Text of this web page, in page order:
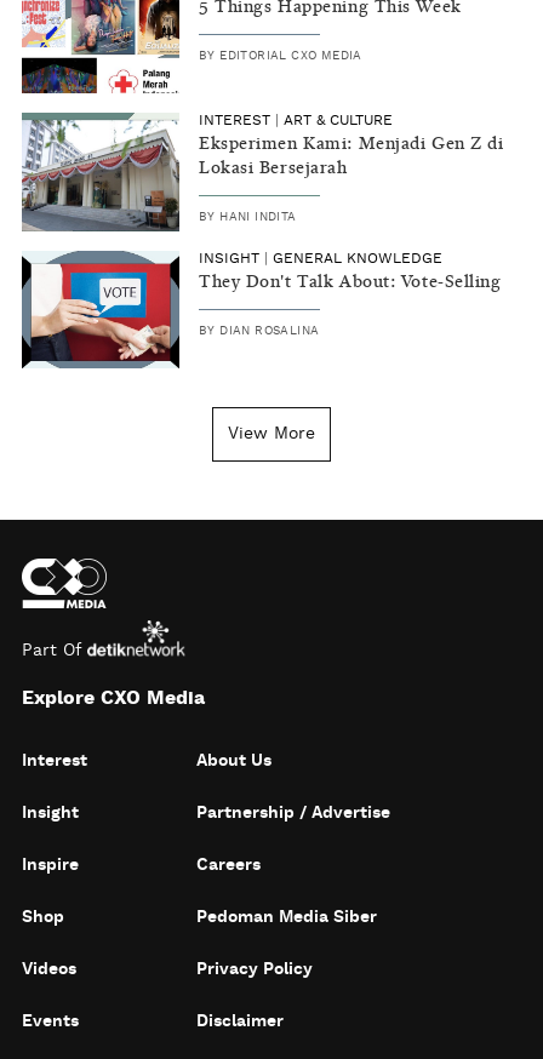
5 Things Happening This Week
BY EDITORIAL CXO MEDIA
INTEREST ART & CULTURE
Eksperimen Kami: Menjadi Gen Z di
Lokasi Bersejarah
BY HANI INDITA
INSIGHT GENERAL KNOWLEDGE
They Don't Talk About: Vote-Selling
BY DIAN ROSALINA
View More
Part Of
Explore CXO Media
Interest
Insight
Inspire
Shop
Videos
Events
About Us
Partnership / Advertise
Careers
Pedoman Media Siber
Privacy Policy
Disclaimer